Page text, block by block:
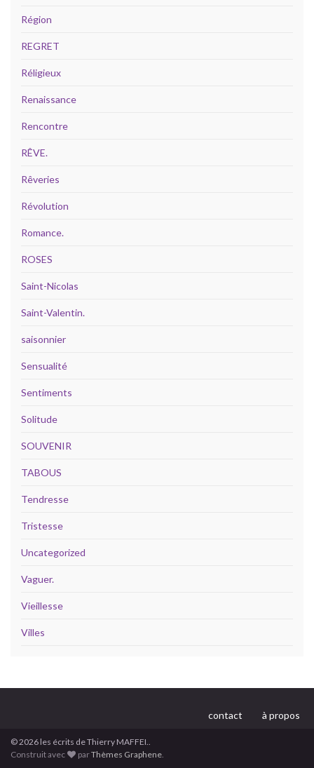
Région
REGRET
Réligieux
Renaissance
Rencontre
RÊVE.
Rêveries
Révolution
Romance.
ROSES
Saint-Nicolas
Saint-Valentin.
saisonnier
Sensualité
Sentiments
Solitude
SOUVENIR
TABOUS
Tendresse
Tristesse
Uncategorized
Vaguer.
Vieillesse
Villes
contact à propos
© 2026 les écrits de Thierry MAFFEI..
Construit avec
parThèmes Graphene.